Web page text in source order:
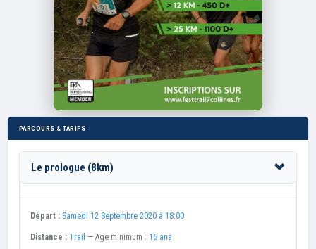
PARCOURS & TARIFS
Le prologue (8km)
Départ : Samedi 12 Septembre 2020 à 18:00
Distance : Trail — Age minimum : 16 ans